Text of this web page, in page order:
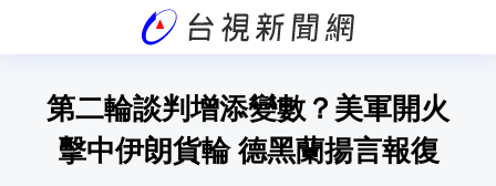
第二輪談判增添變數？美軍開火
擊中伊朗貨輪 德黑蘭揚言報復